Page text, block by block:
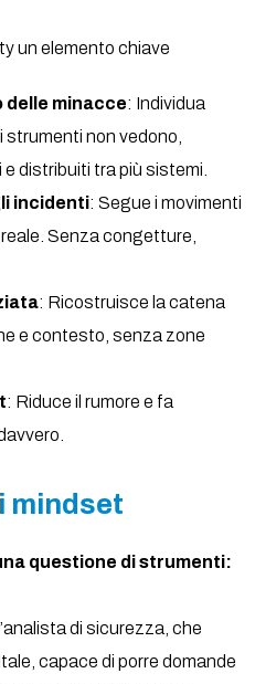
un elemento chiave
delle minacce: Individua
non vedono,
distribuiti tra più sistemi.
incidenti: Segue i movimenti
Senza congetture,
: Ricostruisce la catena
e contesto, senza zone
: Riduce il rumore e fa
mindset
questione di strumenti:
di sicurezza, che
capace di porre domande